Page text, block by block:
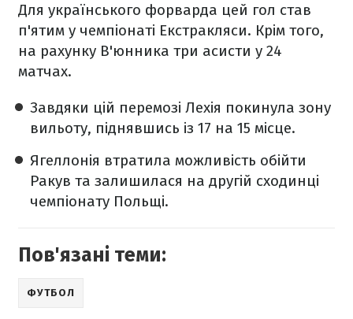
Для українського форварда цей гол став
п'ятим у чемпіонаті Екстракляси. Крім того,
на рахунку В'юнника три асисти у 24
матчах.
Завдяки цій перемозі Лехія покинула зону
вильоту, піднявшись із 17 на 15 місце.
Ягеллонія втратила можливість обійти
Ракув та залишилася на другій сходинці
чемпіонату Польщі.
Пов'язані теми:
ФУТБОЛ